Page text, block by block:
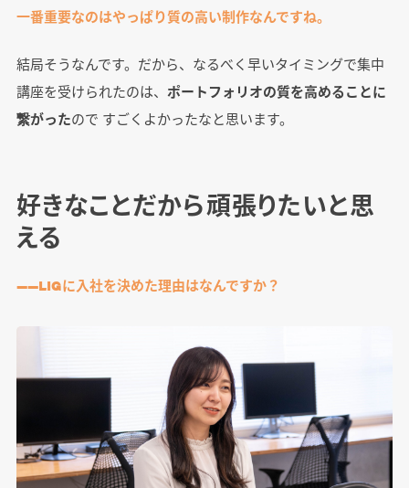
一番重要なのはやっぱり質の高い制作なんですね。
結局そうなんです。だから、なるべく早いタイミングで集中
講座を受けられたのは、 ポートフォリオの質を高めることに
繋がったので すごくよかったなと思います。
好きなことだから頑張りたいと思
える
――LIGに入社を決めた理由はなんですか？